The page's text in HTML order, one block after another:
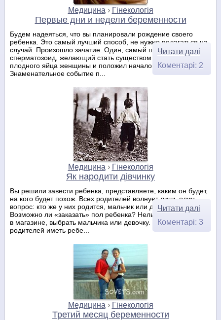
Медицина › Гінекологія
Первые дни и недели беременности
Будем надеяться, что вы планировали рождение своего
ребенка. Это самый лучший способ, не нужно полагаться на
случай. Произошло зачатие. Один, самый шустрый и бойкий
сперматозоид, желающий стать существом разумным, достиг
плодного яйца женщины и положил начало новой жизни.
Знаменательное событие п...
Читати далі
Коментарі: 2
Медицина › Гінекологія
Як народити дівчинку
Вы решили завести ребенка, представляете, каким он будет,
на кого будет похож. Всех родителей волнует лишь один
вопрос: кто же у них родится, мальчик или девочка.
Возможно ли «заказать» пол ребенка? Нельзя же просто, как
в магазине, выбрать мальчика или девочку. По сути, желание
родителей иметь ребе...
Читати далі
Коментарі: 3
Медицина › Гінекологія
Третий месяц беременности